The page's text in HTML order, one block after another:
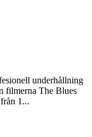
underhållning
filmerna The Blues
1...